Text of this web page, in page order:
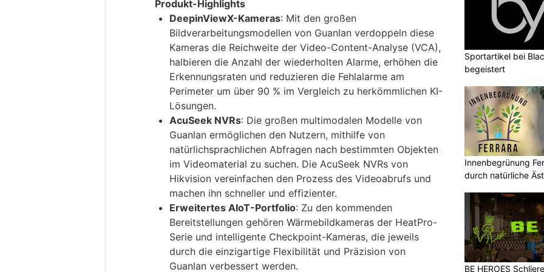
Produkt-Highlights
DeepinViewX-Kameras: Mit den großen
Bildverarbeitungsmodellen von Guanlan verdoppeln diese
Kameras die Reichweite der Video-Content-Analyse (VCA),
halbieren die Anzahl der wiederholten Alarme, erhöhen die
Erkennungsraten und reduzieren die Fehlalarme am
Perimeter um über 90 % im Vergleich zu herkömmlichen KI-
Lösungen.
AcuSeek NVRs: Die großen multimodalen Modelle von
Guanlan ermöglichen den Nutzern, mithilfe von
natürlichsprachlichen Abfragen nach bestimmten Objekten
im Videomaterial zu suchen. Die AcuSeek NVRs von
Hikvision vereinfachen den Prozess des Videoabrufs und
machen ihn schneller und effizienter.
Erweitertes AIoT-Portfolio: Zu den kommenden
Bereitstellungen gehören Wärmebildkameras der HeatPro-
Serie und intelligente Checkpoint-Kameras, die jeweils
durch die einzigartige Flexibilität und Präzision von
Guanlan verbessert werden.
Sportartikel bei
begeistert
Innenbegrünung
durch natürliche
BE HEROES